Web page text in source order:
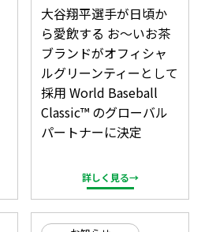
大谷翔平選手が日頃か
ら愛飲する お～いお茶
ブランドがオフィシャ
ルグリーンティーとして
採用 World Baseball
Classic™ のグローバル
パートナーに決定
詳しく見る→